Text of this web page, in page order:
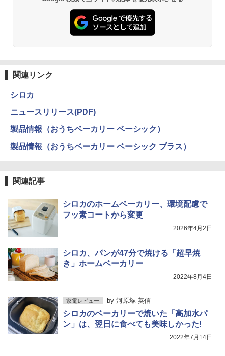
関連リンク
シロカ
ニュースリリース(PDF)
製品情報（おうちベーカリー ベーシック）
製品情報（おうちベーカリー ベーシック プラス）
関連記事
シロカのホームベーカリー、環境配慮で
フッ素コートから変更
2026年4月2日
シロカ、パンが47分で焼ける「超早焼
き」ホームベーカリー
2022年8月4日
家電レビュー by 河原塚 英信
シロカのベーカリーで焼いた「高加水パ
ン」は、翌日に食べても美味しかった!
2022年7月14日